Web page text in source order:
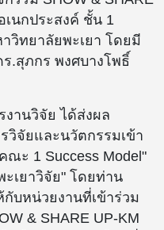
เนกประสงค์ ชั้น 1
วิทยาลัยพะเยา โดยมี
.สุภกร พงศบางโพธิ์
งานวิจัย ได้ส่งผล
วิจัยและนวัตกรรมเข้า
ณะ 1 Success Model"
ะเยาวิจัย" โดยท่าน
บหน่วยงานที่เข้าร่วม
& SHARE UP-KM